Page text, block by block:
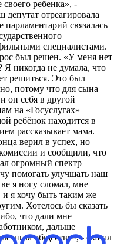
своего ребенка», -
отреагировала
связалась
специалистами.
был решен. «У меня нет
Я никогда не думала, что
решиться. Это был
потому что для сына
он себя в другой
на «Госуслугах»
ребёнок находится в
рассказывает мама.
верил в успех, но
и сообщили, что
огромный спектр
помогать улучшать наш
я ногу сломал, мне
я хочу быть таким же
Хотелось бы сказать
что дали мне
дальше
обществу», - сказал